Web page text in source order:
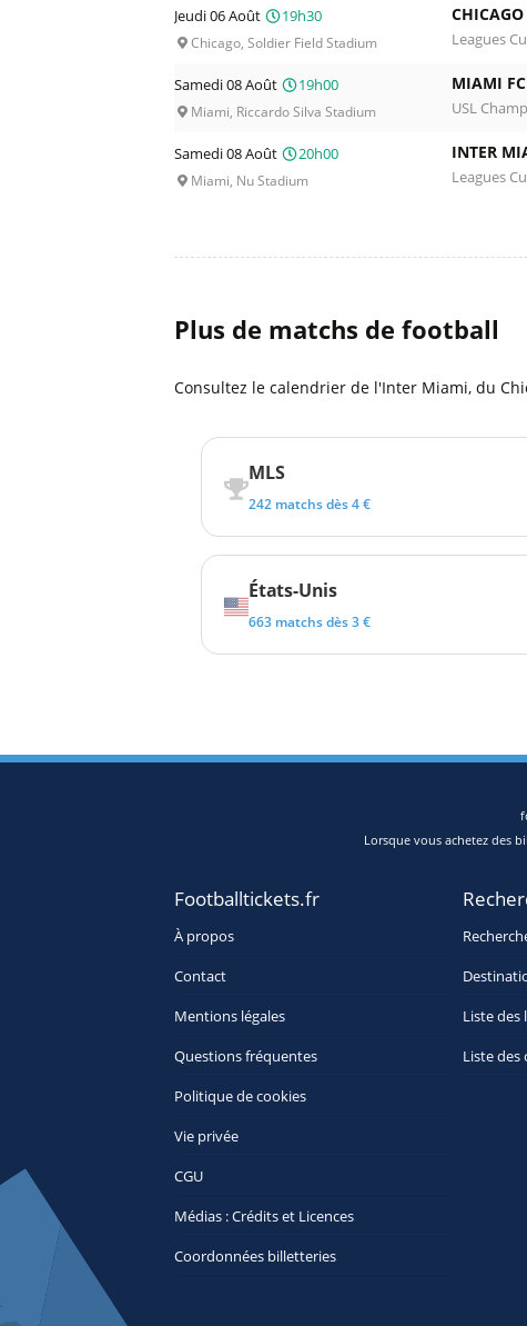
Jeudi 06 Août
19h30
Chicago, Soldier Field Stadium
CHICAGO
Leagues
Samedi 08 Août
19h00
Miami, Riccardo Silva Stadium
MIAMI
USL
Samedi 08 Août
20h00
Miami, Nu Stadium
INTER
Leagues
Plus de matchs de football
Consultez le calendrier de l'Inter Miami, du
MLS
242 matchs dès 4 €
États-Unis
663 matchs dès 3 €
Lorsque vous achetez des
Footballtickets.fr
À propos
Contact
Mentions légales
Questions fréquentes
Politique de cookies
Vie privée
CGU
Médias : Crédits et Licences
Coordonnées billetteries
Liste
Liste des